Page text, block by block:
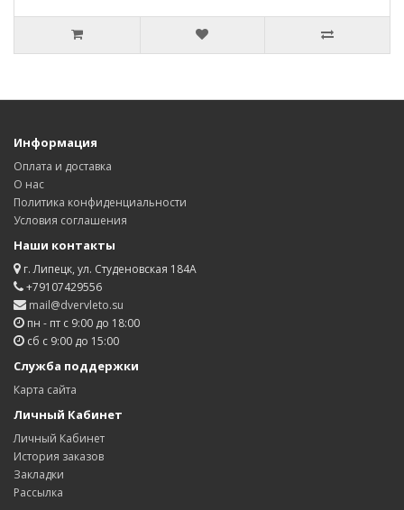
Информация
Оплата и доставка
О нас
Политика конфиденциальности
Условия соглашения
Наши контакты
г. Липецк, ул. Студеновская 184А
+79107429556
mail@dvervleto.su
пн - пт с 9:00 до 18:00
сб с 9:00 до 15:00
Служба поддержки
Карта сайта
Личный Кабинет
Личный Кабинет
История заказов
Закладки
Рассылка